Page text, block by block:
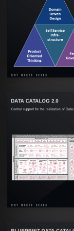
Artikel:
Artikel: